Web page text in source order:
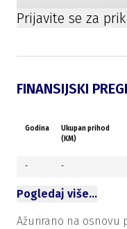
Prijavite se za
FINANSIJSKI
Godina
Ukupan prihod
(KM)
- -
Pogledaj više…
Ažurirano na osnovu